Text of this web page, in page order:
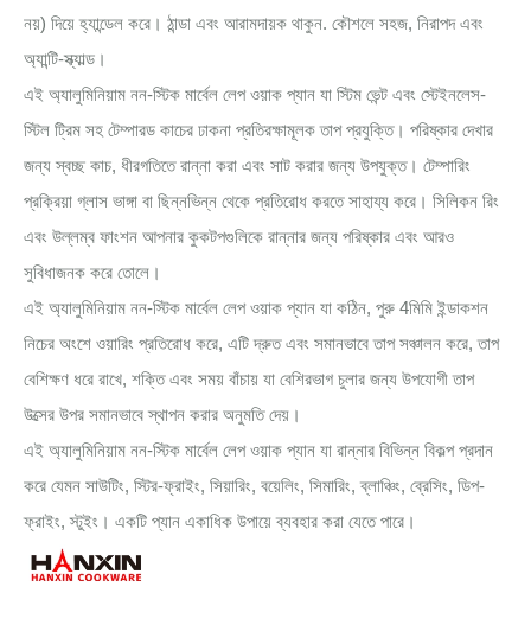
নয়) দিয়ে হ্যান্ডেল করে। ঠান্ডা এবং আরামদায়ক থাকুন. কৌশলে সহজ, নিরাপদ এবং
অ্যান্টি-স্ক্যাল্ড।
এই অ্যালুমিনিয়াম নন-স্টিক মার্বেল লেপ ওয়াক প্যান যা স্টিম ভেন্ট এবং স্টেইনলেস-
স্টিল ট্রিম সহ টেম্পারড কাচের ঢাকনা প্রতিরক্ষামূলক তাপ প্রযুক্তি। পরিষ্কার দেখার
জন্য স্বচ্ছ কাচ, ধীরগতিতে রান্না করা এবং সাট করার জন্য উপযুক্ত। টেম্পারিং
প্রক্রিয়া গ্লাস ভাঙ্গা বা ছিন্নভিন্ন থেকে প্রতিরোধ করতে সাহায্য করে। সিলিকন রিং
এবং উল্লম্ব ফাংশন আপনার কুকটপগুলিকে রান্নার জন্য পরিষ্কার এবং আরও
সুবিধাজনক করে তোলে।
এই অ্যালুমিনিয়াম নন-স্টিক মার্বেল লেপ ওয়াক প্যান যা কঠিন, পুরু 4মিমি ইন্ডাকশন
নিচের অংশে ওয়ারিং প্রতিরোধ করে, এটি দ্রুত এবং সমানভাবে তাপ সঞ্চালন করে, তাপ
বেশিক্ষণ ধরে রাখে, শক্তি এবং সময় বাঁচায় যা বেশিরভাগ চুলার জন্য উপযোগী তাপ
উত্সের উপর সমানভাবে স্থাপন করার অনুমতি দেয়।
এই অ্যালুমিনিয়াম নন-স্টিক মার্বেল লেপ ওয়াক প্যান যা রান্নার বিভিন্ন বিকল্প প্রদান
করে যেমন সাউটিং, স্টির-ফ্রাইং, সিয়ারিং, বয়েলিং, সিমারিং, ব্লাঞ্চিং, ব্রেসিং, ডিপ-
ফ্রাইং, স্টুইং। একটি প্যান একাধিক উপায়ে ব্যবহার করা যেতে পারে।